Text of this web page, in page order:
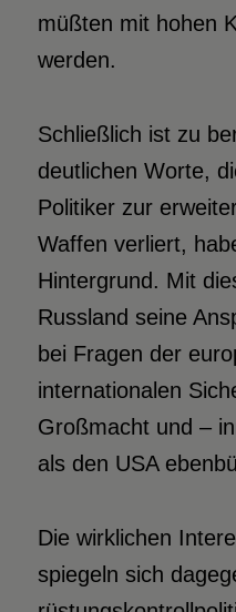
müßten mit hohen
werden.
Schließlich ist zu
deutlichen Worte,
Politiker zur
Waffen verliert,
Hintergrund. Mit
Russland seine
bei Fragen der
internationalen
Großmacht und –
als den USA
Die wirklichen
spiegeln sich